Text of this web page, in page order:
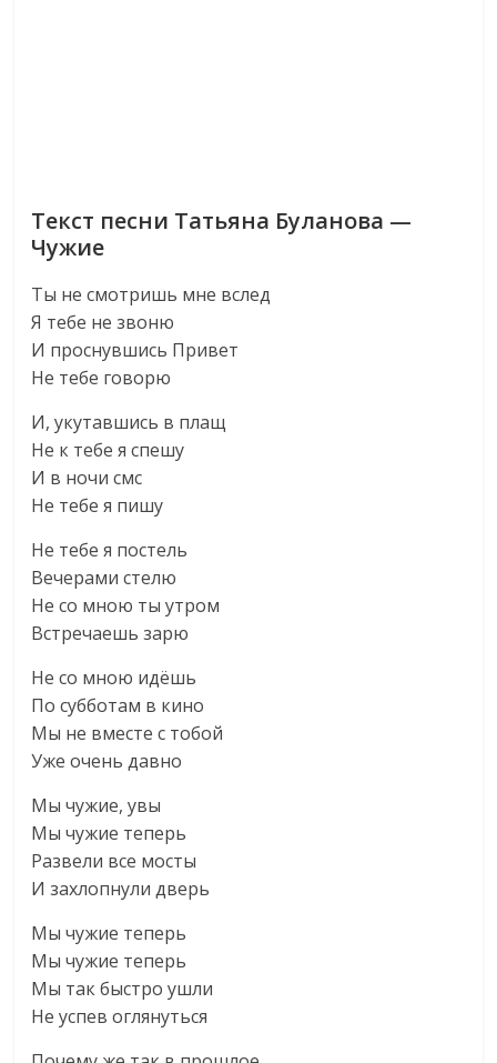
Текст песни Татьяна Буланова —
Чужие
Ты не смотришь мне вслед
Я тебе не звоню
И проснувшись Привет
Не тебе говорю
И, укутавшись в плащ
Не к тебе я спешу
И в ночи смс
Не тебе я пишу
Не тебе я постель
Вечерами стелю
Не со мною ты утром
Встречаешь зарю
Не со мною идёшь
По субботам в кино
Мы не вместе с тобой
Уже очень давно
Мы чужие, увы
Мы чужие теперь
Развели все мосты
И захлопнули дверь
Мы чужие теперь
Мы чужие теперь
Мы так быстро ушли
Не успев оглянуться